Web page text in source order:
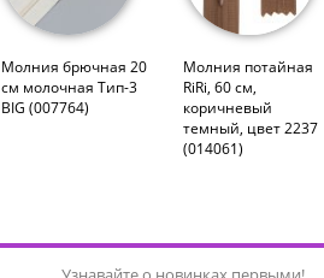
Молния брючная 20
см молочная Тип-3
BIG (007764)
Молния потайная
RiRi, 60 см,
коричневый
темный, цвет 2237
(014061)